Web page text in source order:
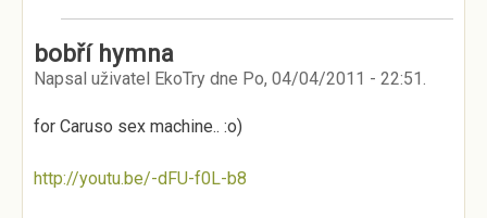
bobří hymna
Napsal uživatel EkoTry dne Po, 04/04/2011 - 22:51.
for Caruso sex machine.. :o)
http://youtu.be/-dFU-f0L-b8